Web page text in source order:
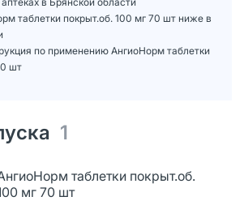
таблетки покрыт.об. 100 мг 70 шт ниже в
по применению АнгиоНорм таблетки
шт
1
таблетки покрыт.об.
мг 70 шт